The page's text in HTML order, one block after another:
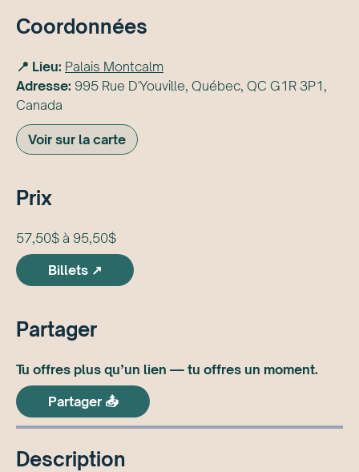
Coordonnées
📍 Lieu: Palais Montcalm
Adresse: 995 Rue D'Youville, Québec, QC G1R 3P1,
Canada
Voir sur la carte
Prix
57,50$ à 95,50$
Billets ↗
Partager
Tu offres plus qu’un lien — tu offres un moment.
Partager 📤
Description